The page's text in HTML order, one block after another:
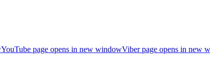
YouTube page opens in new windowViber page opens in new